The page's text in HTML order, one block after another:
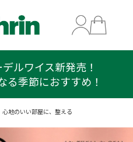
ルワイス新発売！
る季節におすすめ！
地のいい部屋に、整える